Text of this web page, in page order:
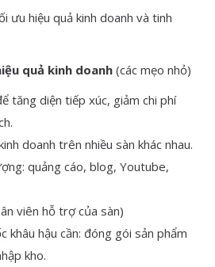
ưu hiệu quả kinh doanh và tinh
quả kinh doanh (các mẹo nhỏ)
tăng diện tiếp xúc, giảm chi phí
doanh trên nhiều sàn khác nhau.
quảng cáo, blog, Youtube,
viên hỗ trợ của sàn)
khâu hậu cần: đóng gói sản phẩm
kho.